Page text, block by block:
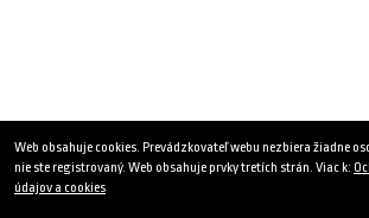
Web obsahuje cookies. Prevádzkovateľ webu nezbiera žiadne
nie ste registrovaný. Web obsahuje prvky tretích strán. Viac k:
údajov a cookies